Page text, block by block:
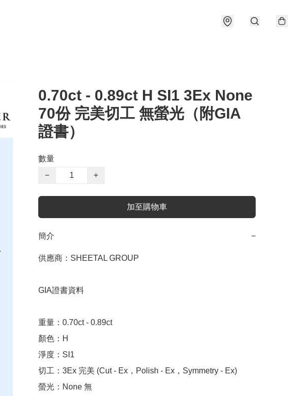
0.70ct - 0.89ct H SI1 3Ex None
70份 完美切工 無螢光（附GIA
證書）
數量
−
+
加至購物車
簡介 −
供應商：SHEETAL GROUP
GIA證書資料
重量：0.70ct - 0.89ct
顏色：H
淨度：SI1
切工：3Ex 完美 (Cut - Ex，Polish - Ex，Symmetry - Ex)
螢光：None 無